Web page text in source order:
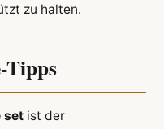
zu halten.
Tipps
setist der